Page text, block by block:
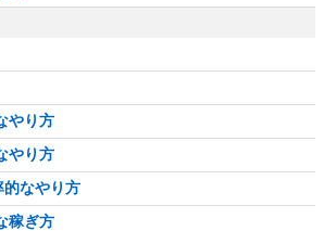
やり方
やり方
なやり方
稼ぎ方